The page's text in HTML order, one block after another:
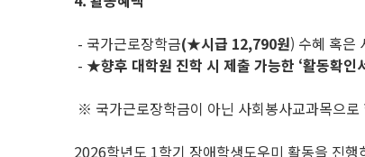
- 국가근로장학금(★시급 12,790원) 수혜 혹은
- ★향후 대학원 진학 시 제출 가능한 ‘활동확인
※ 국가근로장학금이 아닌 사회봉사교과목으
2026학년도 1학기 장애학생도우미 활동을 진행